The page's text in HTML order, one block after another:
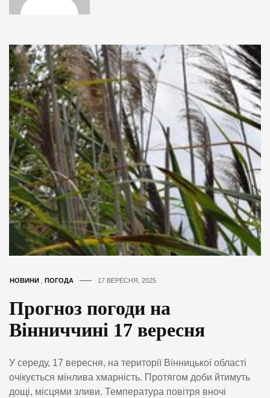
НОВИНИ , ПОГОДА 17 ВЕРЕСНЯ, 2025
Прогноз погоди на
Вінниччині 17 вересня
У середу, 17 вересня, на території Вінницької області
очікується мінлива хмарність. Протягом доби йтимуть
дощі, місцями зливи. Температура повітря вночі